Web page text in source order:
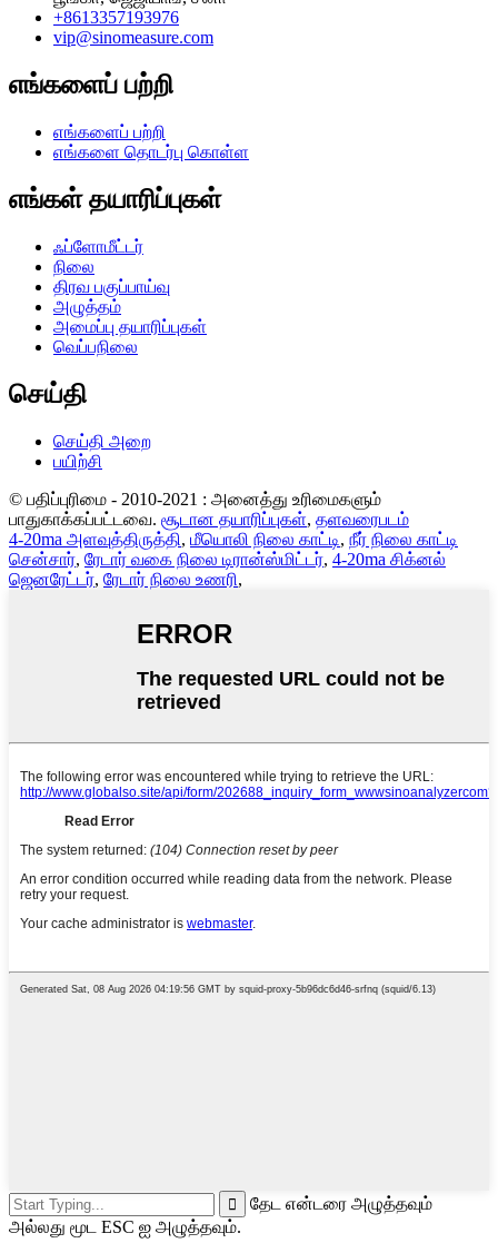
+8613357193976
vip@sinomeasure.com
எங்களைப் பற்றி
எங்களைப் பற்றி
எங்களை தொடர்பு கொள்ள
எங்கள் தயாரிப்புகள்
ஃப்ளோமீட்டர்
நிலை
திரவ பகுப்பாய்வு
அழுத்தம்
அமைப்பு தயாரிப்புகள்
வெப்பநிலை
செய்தி
செய்தி அறை
பயிற்சி
© பதிப்புரிமை - 2010-2021 : அனைத்து உரிமைகளும்
பாதுகாக்கப்பட்டவை. சூடான தயாரிப்புகள், தளவரைபடம்
4-20ma அளவுத்திருத்தி, மீயொலி நிலை காட்டி, நீர் நிலை காட்டி
சென்சார், ரேடார் வகை நிலை டிரான்ஸ்மிட்டர், 4-20ma சிக்னல்
ஜெனரேட்டர், ரேடார் நிலை உணரி,
தேட என்டரை அழுத்தவும்
அல்லது மூட ESC ஐ அழுத்தவும்.